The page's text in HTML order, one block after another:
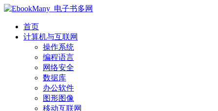
首页
计算机与互联网
操作系统
编程语言
网络安全
数据库
办公软件
图形图像
移动互联网